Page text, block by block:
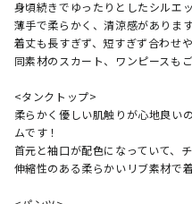
身頃続きでゆったりとしたシルエ
薄手で柔らかく、清涼感があります
着丈も長すぎず、短すぎず合わせ
同素材のスカート、ワンピースも
<タンクトップ>
柔らかく優しい肌触りが心地良い
ムです！
首元と袖口が配色になっていて、
伸縮性のある柔らかいリブ素材で